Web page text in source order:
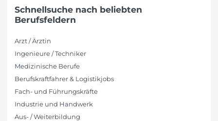
Schnellsuche nach beliebten
Berufsfeldern
Arzt / Ärztin
Ingenieure / Techniker
Medizinische Berufe
Berufskraftfahrer & Logistikjobs
Fach- und Führungskräfte
Industrie und Handwerk
Aus- / Weiterbildung